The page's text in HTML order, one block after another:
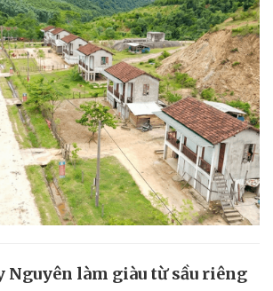
Nguyên làm giàu từ sầu riêng